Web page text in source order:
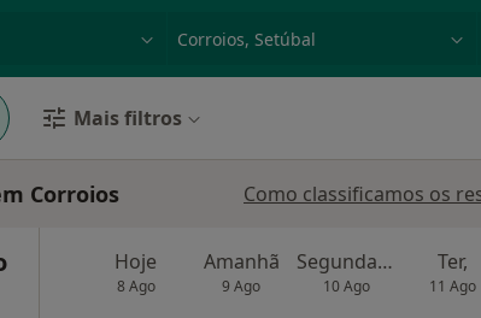
ou nome
Mais filtros
Corroios Como classificamos os
Hoje
8 Ago
Amanhã
9 Ago
Segunda-feira
10 Ago
Ter,
11 Ago